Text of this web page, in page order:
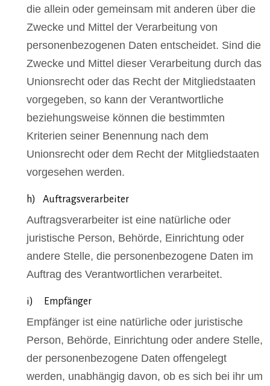
die allein oder gemeinsam mit anderen über die
Zwecke und Mittel der Verarbeitung von
personenbezogenen Daten entscheidet. Sind die
Zwecke und Mittel dieser Verarbeitung durch das
Unionsrecht oder das Recht der Mitgliedstaaten
vorgegeben, so kann der Verantwortliche
beziehungsweise können die bestimmten
Kriterien seiner Benennung nach dem
Unionsrecht oder dem Recht der Mitgliedstaaten
vorgesehen werden.
h) Auftragsverarbeiter
Auftragsverarbeiter ist eine natürliche oder
juristische Person, Behörde, Einrichtung oder
andere Stelle, die personenbezogene Daten im
Auftrag des Verantwortlichen verarbeitet.
i) Empfänger
Empfänger ist eine natürliche oder juristische
Person, Behörde, Einrichtung oder andere Stelle,
der personenbezogene Daten offengelegt
werden, unabhängig davon, ob es sich bei ihr um